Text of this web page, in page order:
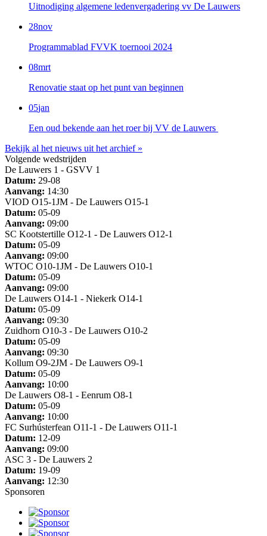
Uitnodiging algemene ledenvergadering vv De Lauwers
28nov
Programmablad FVVK toernooi 2024
08mrt
Renovatie staat op het punt van beginnen
05jan
Een oud bekende aan het roer bij VV de Lauwers
Bekijk al het nieuws uit het archief »
Volgende wedstrijden
De Lauwers 1 - GSVV 1
Datum: 29-08
Aanvang: 14:30
VIOD O15-1JM - De Lauwers O15-1
Datum: 05-09
Aanvang: 09:00
SC Kootstertille O12-1 - De Lauwers O12-1
Datum: 05-09
Aanvang: 09:00
WTOC O10-1JM - De Lauwers O10-1
Datum: 05-09
Aanvang: 09:00
De Lauwers O14-1 - Niekerk O14-1
Datum: 05-09
Aanvang: 09:30
Zuidhorn O10-3 - De Lauwers O10-2
Datum: 05-09
Aanvang: 09:30
Kollum O9-2JM - De Lauwers O9-1
Datum: 05-09
Aanvang: 10:00
De Lauwers O8-1 - Eenrum O8-1
Datum: 05-09
Aanvang: 10:00
FC Surhústerfean O11-1 - De Lauwers O11-1
Datum: 12-09
Aanvang: 09:00
ASC 3 - De Lauwers 2
Datum: 19-09
Aanvang: 12:30
Sponsoren